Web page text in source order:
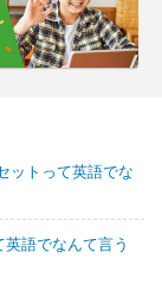
ットって英語でな
語でなんて言う